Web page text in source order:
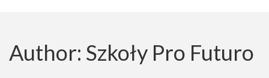
Author: Szkoły Pro Futuro